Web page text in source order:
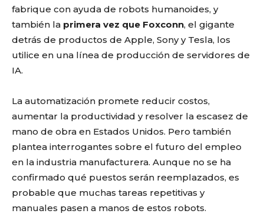
fabrique con ayuda de robots humanoides, y
también la primera vez que Foxconn, el gigante
detrás de productos de Apple, Sony y Tesla, los
utilice en una línea de producción de servidores de
IA.
La automatización promete reducir costos,
aumentar la productividad y resolver la escasez de
mano de obra en Estados Unidos. Pero también
plantea interrogantes sobre el futuro del empleo
en la industria manufacturera. Aunque no se ha
confirmado qué puestos serán reemplazados, es
probable que muchas tareas repetitivas y
manuales pasen a manos de estos robots.